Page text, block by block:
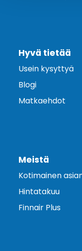
Hyvä tietää
Usein kysyttyä
Blogi
Matkaehdot
Meistä
Kotimainen
Hintatakuu
Finnair Plus